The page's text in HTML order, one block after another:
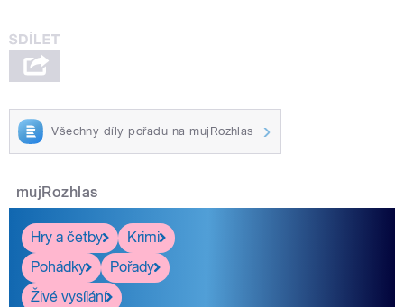
Všechny díly pořadu na mujRozhlas
mujRozhlas
Hry a četby
Krimi
Pohádky
Pořady
Živé vysílání